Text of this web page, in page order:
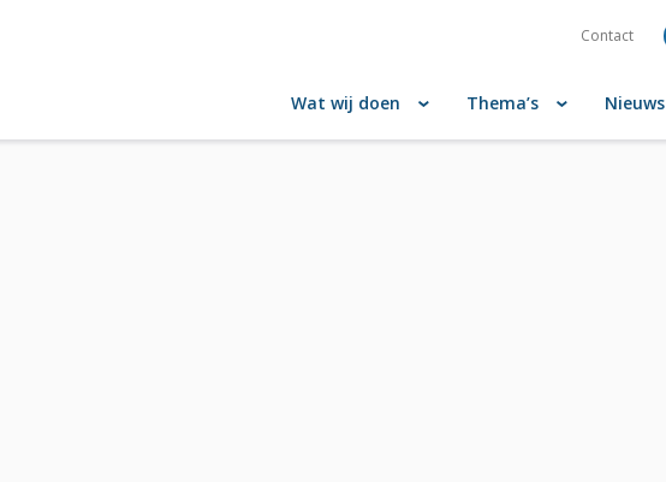
Contact
Wat wij doen Thema’s Nieuws